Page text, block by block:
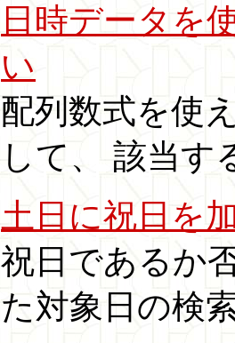
日時データを
い
配列数式を使
して、 該当す
土日に祝日を
祝日であるか
た対象日の検